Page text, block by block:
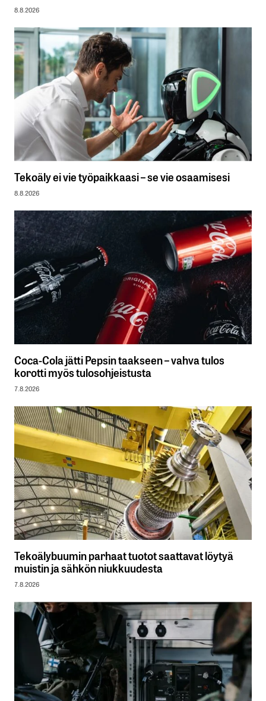
8.8.2026
Tekoäly ei vie työpaikkaasi – se vie osaamisesi
8.8.2026
Coca-Cola jätti Pepsin taakseen – vahva tulos
korotti myös tulosohjeistusta
7.8.2026
Tekoälybuumin parhaat tuotot saattavat löytyä
muistin ja sähkön niukkuudesta
7.8.2026